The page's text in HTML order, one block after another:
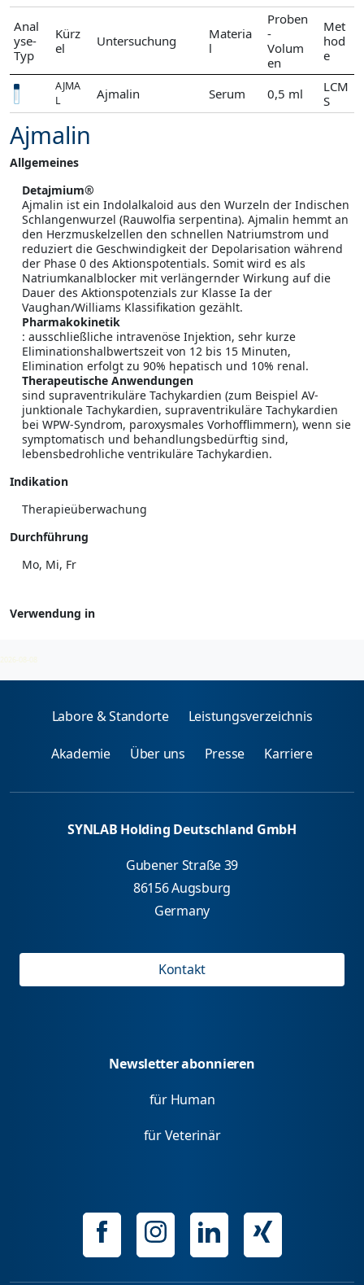
Anal
yse-
Typ
Kürz
el
Untersuchung
Materia
l
Proben
-
Volum
en
Met
hod
e
AJMA
L
Ajmalin Serum 0,5 ml
LCM
S
Ajmalin
Allgemeines
Detajmium®
Ajmalin ist ein Indolalkaloid aus den Wurzeln der Indischen
Schlangenwurzel (Rauwolfia serpentina). Ajmalin hemmt an
den Herzmuskelzellen den schnellen Natriumstrom und
reduziert die Geschwindigkeit der Depolarisation während
der Phase 0 des Aktionspotentials. Somit wird es als
Natriumkanalblocker mit verlängernder Wirkung auf die
Dauer des Aktionspotenzials zur Klasse Ia der
Vaughan/Williams Klassifikation gezählt.
Pharmakokinetik
: ausschließliche intravenöse Injektion, sehr kurze
Eliminationshalbwertszeit von 12 bis 15 Minuten,
Elimination erfolgt zu 90% hepatisch und 10% renal.
Therapeutische Anwendungen
sind supraventrikuläre Tachykardien (zum Beispiel AV-
junktionale Tachykardien, supraventrikuläre Tachykardien
bei WPW-Syndrom, paroxysmales Vorhofflimmern), wenn sie
symptomatisch und behandlungsbedürftig sind,
lebensbedrohliche ventrikuläre Tachykardien.
Indikation
Therapieüberwachung
Durchführung
Mo, Mi, Fr
Verwendung in
2026-08-08
Labore & Standorte Leistungsverzeichnis
Akademie Über uns Presse Karriere
SYNLAB Holding Deutschland GmbH
Gubener Straße 39
86156 Augsburg
Germany
Kontakt
Newsletter abonnieren
für Human
für Veterinär